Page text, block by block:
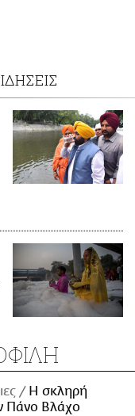
H σκληρή
Πάνο Βλάχο